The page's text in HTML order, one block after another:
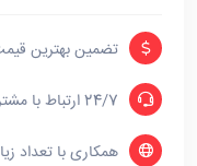
تضمین بهترین
24/7 ارتباط با مشتری
همکاری با تعداد